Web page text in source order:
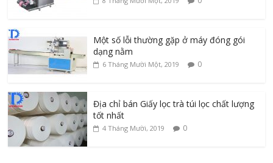
Một số lỗi thường gặp ở máy đóng gói
dạng nằm
6 Tháng Mười Một, 2019 0
Địa chỉ bán Giấy lọc trà túi lọc chất lượng
tốt nhất
4 Tháng Mười, 2019 0